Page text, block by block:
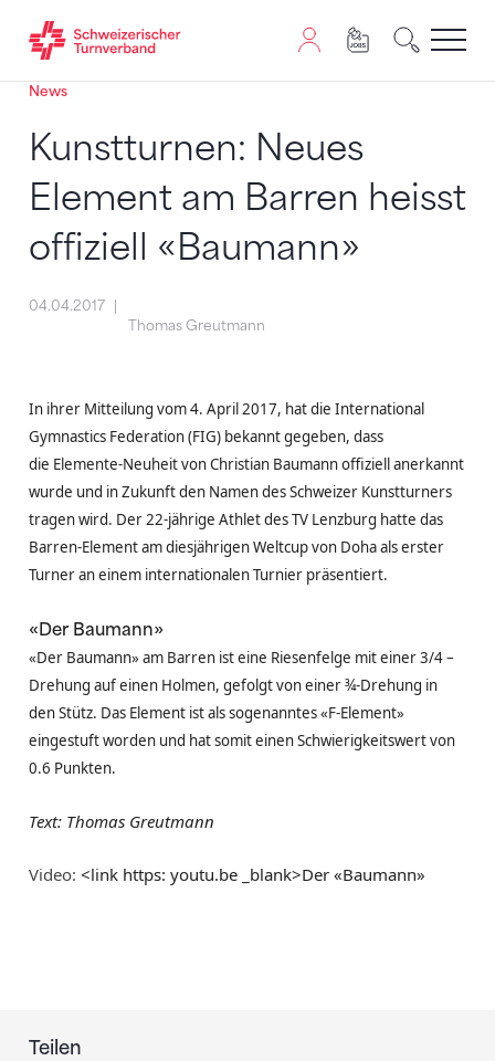
Zum Inhalt springen
Zur Sitemap navigieren
Zum Navigieren dieser Seite wird JavaScript benötigt.
News
Kunstturnen: Neues
Element am Barren heisst
offiziell «Baumann»
04.04.2017
Thomas Greutmann
In ihrer Mitteilung vom 4. April 2017, hat die International
Gymnastics Federation (FIG) bekannt gegeben, dass
die Elemente-Neuheit von Christian Baumann offiziell anerkannt
wurde und in Zukunft den Namen des Schweizer Kunstturners
tragen wird. Der 22-jährige Athlet des TV Lenzburg hatte das
Barren-Element am diesjährigen Weltcup von Doha als erster
Turner an einem internationalen Turnier präsentiert.
«Der Baumann»
«Der Baumann» am Barren ist eine Riesenfelge mit einer 3/4 –
Drehung auf einen Holmen, gefolgt von einer ¾-Drehung in
den Stütz. Das Element ist als sogenanntes «F-Element»
eingestuft worden und hat somit einen Schwierigkeitswert von
0.6 Punkten.
Text: Thomas Greutmann
Video: <link https: youtu.be _blank>Der «Baumann»
Teilen